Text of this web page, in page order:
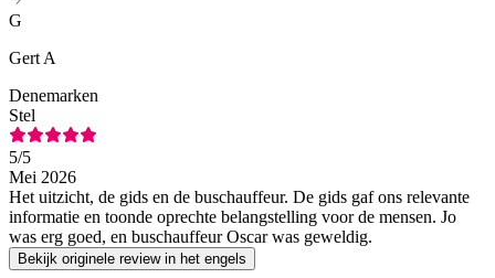
G
Gert A
Denemarken
Stel
5/5
Mei 2026
Het uitzicht, de gids en de buschauffeur. De gids gaf ons relevante
informatie en toonde oprechte belangstelling voor de mensen. Jo
was erg goed, en buschauffeur Oscar was geweldig.
Bekijk originele review in het engels